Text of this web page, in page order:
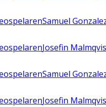
Samuel
Josefin
Samuel
Josefin